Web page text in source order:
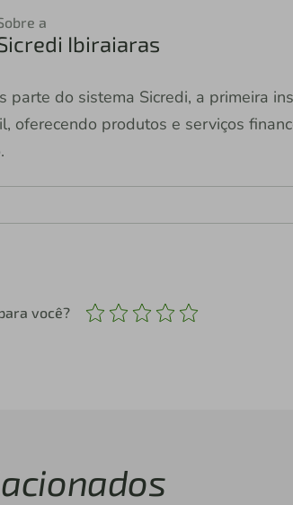
a
Ibiraiaras
parte do sistema Sicredi, a primeira
oferecendo produtos e serviços
você?